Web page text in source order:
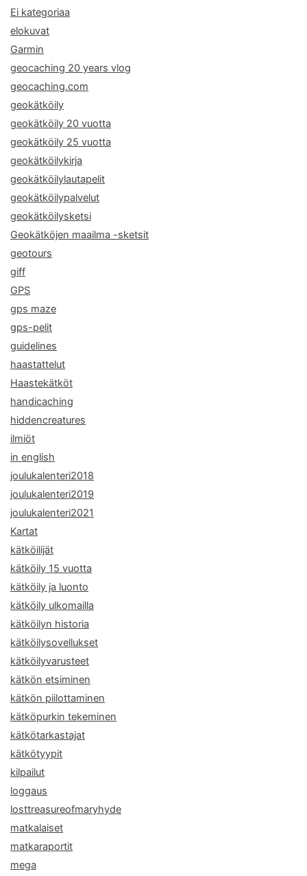
Ei kategoriaa
elokuvat
Garmin
geocaching 20 years vlog
geocaching.com
geokätköily
geokätköily 20 vuotta
geokätköily 25 vuotta
geokätköilykirja
geokätköilylautapelit
geokätköilypalvelut
geokätköilysketsi
Geokätköjen maailma -sketsit
geotours
giff
GPS
gps maze
gps-pelit
guidelines
haastattelut
Haastekätköt
handicaching
hiddencreatures
ilmiöt
in english
joulukalenteri2018
joulukalenteri2019
joulukalenteri2021
Kartat
kätköilijät
kätköily 15 vuotta
kätköily ja luonto
kätköily ulkomailla
kätköilyn historia
kätköilysovellukset
kätköilyvarusteet
kätkön etsiminen
kätkön piilottaminen
kätköpurkin tekeminen
kätkötarkastajat
kätkötyypit
kilpailut
loggaus
losttreasureofmaryhyde
matkalaiset
matkaraportit
mega